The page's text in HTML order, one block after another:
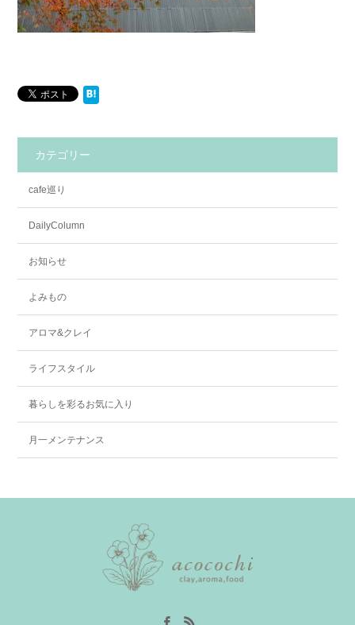
カテゴリー
cafe巡り
DailyColumn
お知らせ
よみもの
アロマ&クレイ
ライフスタイル
暮らしを彩るお気に入り
月一メンテナンス